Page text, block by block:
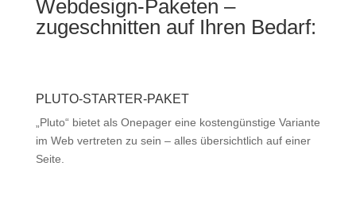
Webdesign-Paketen –
zugeschnitten auf Ihren Bedarf:
PLUTO-STARTER-PAKET
„Pluto“ bietet als Onepager eine kostengünstige Variante
im Web vertreten zu sein – alles übersichtlich auf einer
Seite.